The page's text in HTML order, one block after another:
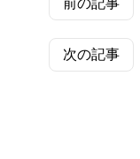
前の記事
次の記事